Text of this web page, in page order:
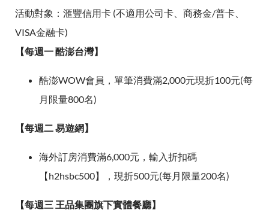
活動對象：滙豐信用卡 (不適用公司卡、商務金/普卡、
VISA金融卡)
【每週一 酷澎台灣】
酷澎WOW會員，單筆消費滿2,000元現折100元(每
月限量800名)
【每週二 易遊網】
海外訂房消費滿6,000元，輸入折扣碼
【h2hsbc500】，現折500元(每月限量200名)
【每週三 王品集團旗下實體餐廳】